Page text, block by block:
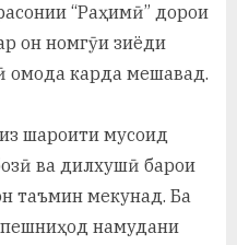
“Раҳимӣ” дорои
он номгӯи зиёди
омода карда мешавад.
шароити мусоид
ва дилхушӣ барои
таъмин мекунад. Ба
намудани